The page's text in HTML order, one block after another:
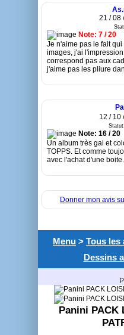
21 / 08
Note: 7 / 20
Je n'aime pas le fait
images, j'ai
correspond pas aux
j'aime pas les pliure
12 / 10
Note: 16 / 20
Un album très gai et
TOPPS. Et comme
avec l'achat d'une boite.
Donner mon avis
Menu > Tous les
Dessins
Panini PACK